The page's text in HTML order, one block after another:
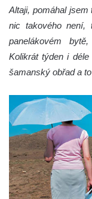
Altaji, pomáhal
nic takového není,
panelákovém
Kolikrát týden i
šamanský obřad a